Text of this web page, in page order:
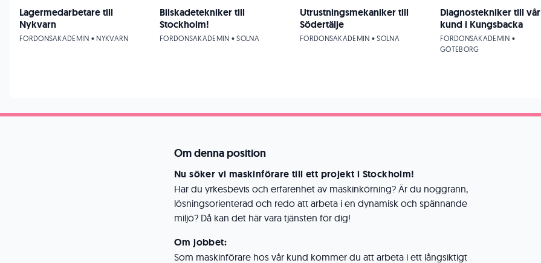
Om denna position
Nu söker vi maskinförare till ett projekt i Stockholm!
Har du yrkesbevis och erfarenhet av maskinkörning? Är du noggrann,
lösningsorienterad och redo att arbeta i en dynamisk och spännande
miljö? Då kan det här vara tjänsten för dig!
Om jobbet:
Som maskinförare hos vår kund kommer du att arbeta i ett långsiktigt
Lagermedarbetare till
Nykvarn
FORDONSAKADEMIN • NYKVARN
Bilskadetekniker till
Stockholm!
FORDONSAKADEMIN • SOLNA
Utrustningsmekaniker till
Södertälje
FORDONSAKADEMIN • SOLNA
Diagnostekniker till vår
kund i Kungsbacka
FORDONSAKADEMIN •
GÖTEBORG